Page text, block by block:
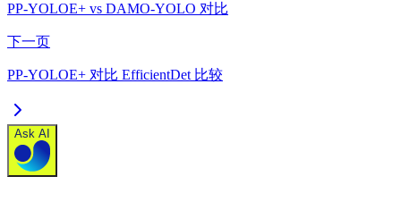
PP-YOLOE+ vs DAMO-YOLO 对比
下一页
PP-YOLOE+ 对比 EfficientDet 比较
Ask AI